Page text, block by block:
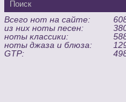
Всего нот на сайте:
из них ноты песен:
ноты классики:
ноты джаза и блюза:
GTP: